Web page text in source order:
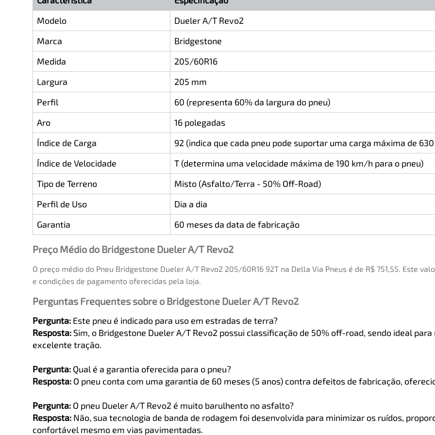
Modelo
Dueler A/T Revo2
Marca
Bridgestone
Medida
205/60R16
Largura
205 mm
Perfil
60 (representa 60% da largura do pneu)
Aro
16 polegadas
Índice de Carga
92 (indica que cada pneu pode suportar uma carga máxima de
Índice de Velocidade
T (determina uma velocidade máxima de 190 km/h para o pneu)
Tipo de Terreno
Misto (Asfalto/Terra - 50% Off-Road)
Perfil de Uso
Dia a dia
Garantia
60 meses da data de fabricação
Preço Médio do Bridgestone Dueler A/T Revo2
O preço médio do Pneu Bridgestone Dueler A/T Revo2 205/60R16 92T na Della Via Pneus é de R$ 751,55. Este
e condições de pagamento oferecidas pela loja.
Perguntas Frequentes sobre o Bridgestone Dueler A/T Revo2
Pergunta: Este pneu é indicado para uso em estradas de terra?
Resposta: Sim, o Bridgestone Dueler A/T Revo2 possui classificação de 50% off-road, sendo ideal
excelente tração.
Pergunta: Qual é a garantia oferecida para o pneu?
Resposta: O pneu conta com uma garantia de 60 meses (5 anos) contra defeitos de fabricação,
Pergunta: O pneu Dueler A/T Revo2 é muito barulhento no asfalto?
Resposta: Não, sua tecnologia de banda de rodagem foi desenvolvida para minimizar os ruídos,
confortável mesmo em vias pavimentadas.